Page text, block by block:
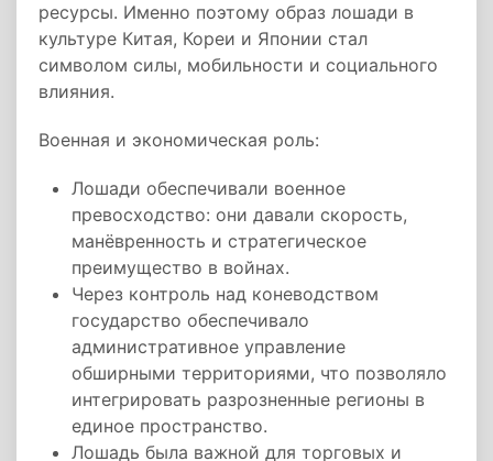
ресурсы. Именно поэтому образ лошади в
культуре Китая, Кореи и Японии стал
символом силы, мобильности и социального
влияния.
Военная и экономическая роль:
Лошади обеспечивали военное
превосходство: они давали скорость,
манёвренность и стратегическое
преимущество в войнах.
Через контроль над коневодством
государство обеспечивало
административное управление
обширными территориями, что позволяло
интегрировать разрозненные регионы в
единое пространство.
Лошадь была важной для торговых и